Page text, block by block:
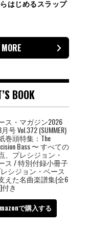
はじめるスラップ
BOOK
ス・マガジン2026
号 Vol.372 (SUMMER)
巻頭特集：The
Bass 〜 すべての
、プレシジョン・
ス / 特別付録小冊子
シジョン・ベース
えた名曲楽譜集(全6
付き
で購入する